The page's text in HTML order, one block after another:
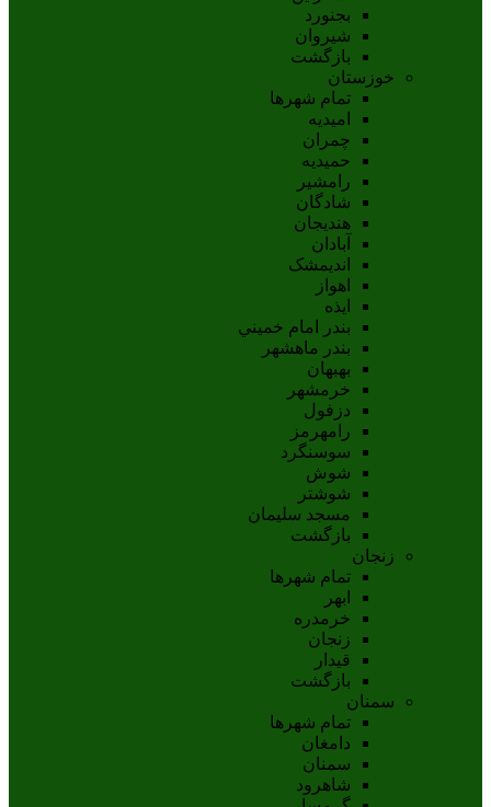
بجنورد
شيروان
بازگشت
خوزستان
تمام شهر‌ها
امیدیه
چمران
حمیدیه
رامشیر
شادگان
هندیجان
آبادان
انديمشک
اهواز
ايذه
بندر امام خميني
بندر ماهشهر
بهبهان
خرمشهر
دزفول
رامهرمز
سوسنگرد
شوش
شوشتر
مسجد سليمان
بازگشت
زنجان
تمام شهر‌ها
ابهر
خرمدره
زنجان
قيدار
بازگشت
سمنان
تمام شهر‌ها
دامغان
سمنان
شاهرود